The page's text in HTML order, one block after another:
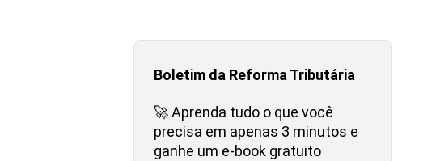
Boletim da Reforma Tributária
🚀 Aprenda tudo o que você
precisa em apenas 3 minutos e
ganhe um e-book gratuito